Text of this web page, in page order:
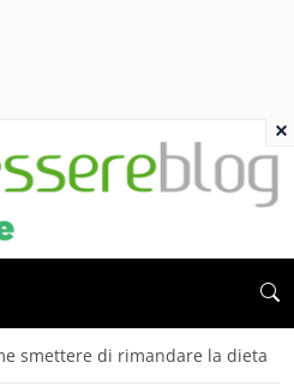
smettere di rimandare la dieta
×